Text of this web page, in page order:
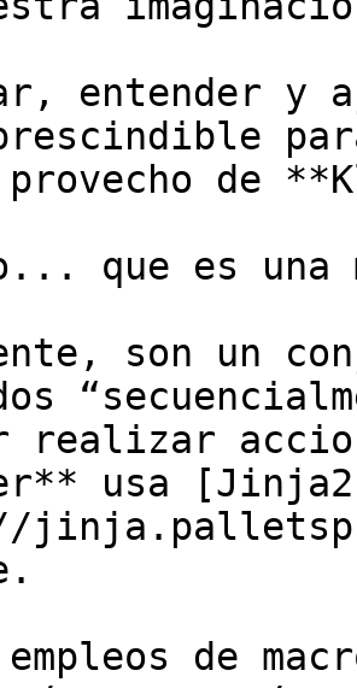
entender y
de
que es una
son un
realizar
usa
de